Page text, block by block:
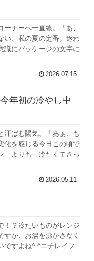
ナーへ一直線。「あ、
い、私の夏の定番。迷わ
識にパッケージの文字に
2026.07.15
年初の冷やし中
汗ばむ陽気。「あぁ、も
化を感じる今日この頃で
」よりも「冷たくてさっ
2026.05.11
！？冷たいものがレンジ
が、お湯を沸かさなく
ですよね^ ^ニチレイフ